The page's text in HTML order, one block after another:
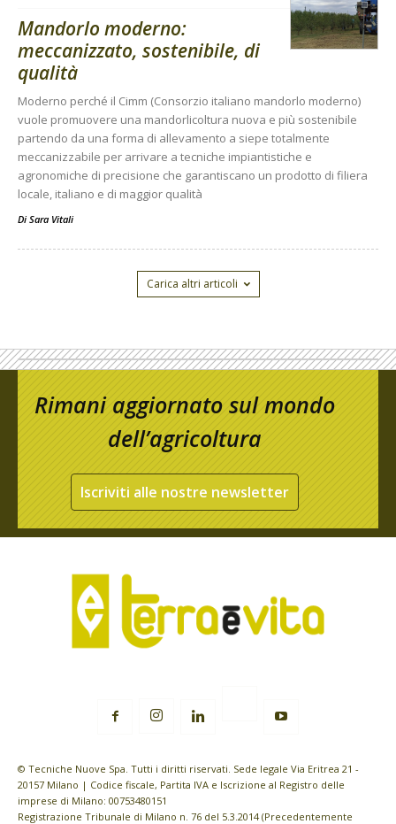
Mandorlo moderno:
meccanizzato, sostenibile, di
qualità
Moderno perché il Cimm (Consorzio italiano mandorlo moderno)
vuole promuovere una mandorlicoltura nuova e più sostenibile
partendo da una forma di allevamento a siepe totalmente
meccanizzabile per arrivare a tecniche impiantistiche e
agronomiche di precisione che garantiscano un prodotto di filiera
locale, italiano e di maggior qualità
Di Sara Vitali
Carica altri articoli
Rimani aggiornato sul mondo
dell’agricoltura
Iscriviti alle nostre newsletter
© Tecniche Nuove Spa. Tutti i diritti riservati. Sede legale Via Eritrea 21 -
20157 Milano | Codice fiscale, Partita IVA e Iscrizione al Registro delle
imprese di Milano: 00753480151
Registrazione Tribunale di Milano n. 76 del 5.3.2014 (Precedentemente